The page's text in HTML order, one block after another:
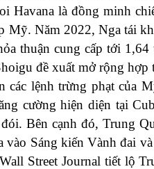
Havana là đồng minh
Mỹ. Năm 2022, Nga tái
thuận cung cấp tới
đề xuất mở rộng
các lệnh trừng phạt của
cường hiện diện tại
Bên cạnh đó, Trung
vào Sáng kiến Vành đai
Street Journal tiết lộ